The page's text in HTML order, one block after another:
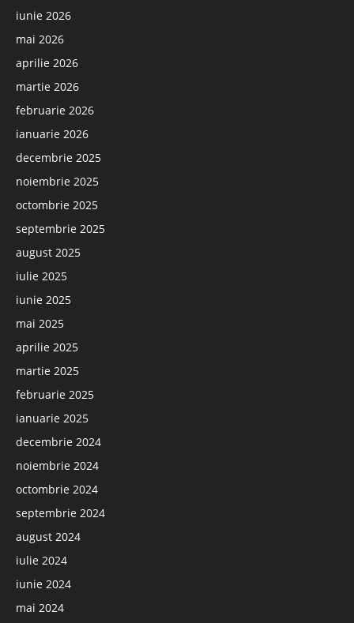
iunie 2026
mai 2026
aprilie 2026
martie 2026
februarie 2026
ianuarie 2026
decembrie 2025
noiembrie 2025
octombrie 2025
septembrie 2025
august 2025
iulie 2025
iunie 2025
mai 2025
aprilie 2025
martie 2025
februarie 2025
ianuarie 2025
decembrie 2024
noiembrie 2024
octombrie 2024
septembrie 2024
august 2024
iulie 2024
iunie 2024
mai 2024